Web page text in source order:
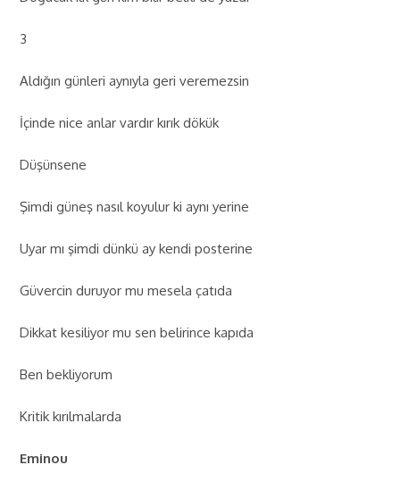
3
Aldığın günleri aynıyla geri veremezsin
İçinde nice anlar vardır kırık dökük
Düşünsene
Şimdi güneş nasıl koyulur ki aynı yerine
Uyar mı şimdi dünkü ay kendi posterine
Güvercin duruyor mu mesela çatıda
Dikkat kesiliyor mu sen belirince kapıda
Ben bekliyorum
Kritik kırılmalarda
Eminou